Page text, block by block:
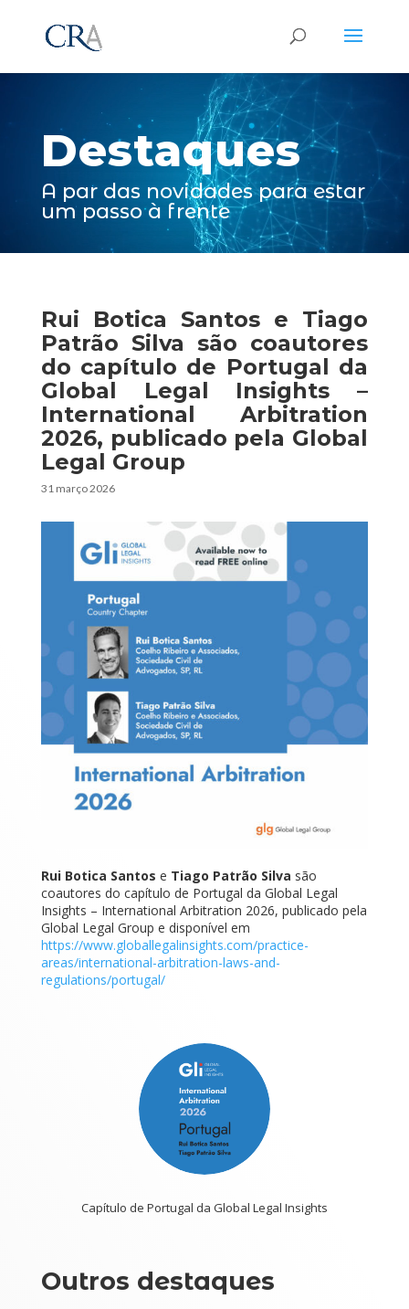
Destaques
A par das novidades para estar
um passo à frente
Rui Botica Santos e Tiago
Patrão Silva são coautores
do capítulo de Portugal da
Global Legal Insights –
International Arbitration
2026, publicado pela Global
Legal Group
31 março 2026
Rui Botica Santos e Tiago Patrão Silva são
coautores do capítulo de Portugal da Global Legal
Insights – International Arbitration 2026, publicado pela
Global Legal Group e disponível em
https://www.globallegalinsights.com/practice-
areas/international-arbitration-laws-and-
regulations/portugal/
Capítulo de Portugal da Global Legal Insights
Outros destaques